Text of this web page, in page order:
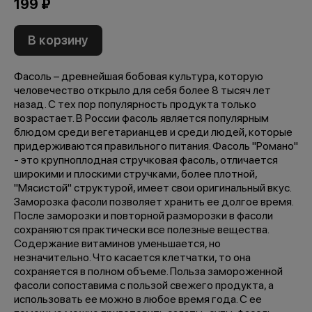
199 ₽
В корзину
Фасоль – древнейшая бобовая культура, которую
человечество открыло для себя более 8 тысяч лет
назад. С тех пор популярность продукта только
возрастает. В России фасоль является популярным
блюдом среди вегетарианцев и среди людей, которые
придерживаются правильного питания. Фасоль "Романо"
- это крупноплодная стручковая фасоль, отличается
широкими и плоскими стручками, более плотной,
"Мясистой" структурой, имеет свои оригинальный вкус.
Заморозка фасоли позволяет хранить ее долгое время.
После заморозки и повторной разморозки в фасоли
сохраняются практически все полезные вещества.
Содержание витаминов уменьшается, но
незначительно. Что касается клетчатки, то она
сохраняется в полном объеме. Польза замороженной
фасоли сопоставима с пользой свежего продукта, а
использовать ее можно в любое время года. С ее